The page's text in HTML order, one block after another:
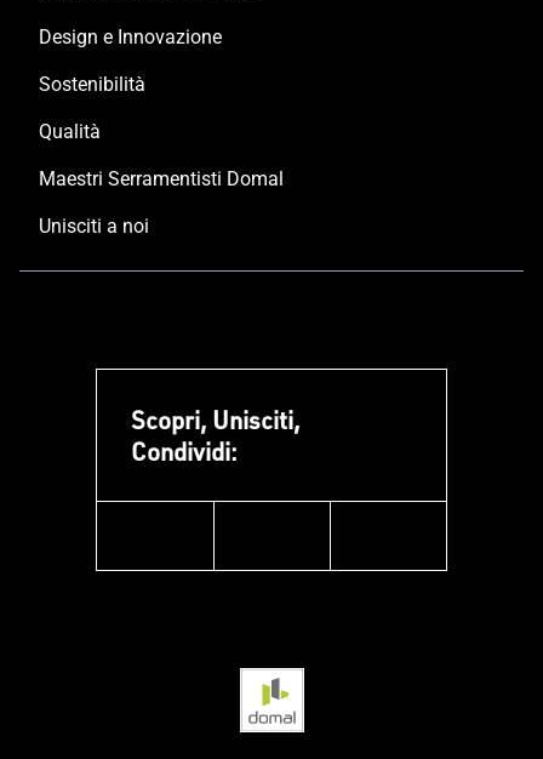
Design e Innovazione
Sostenibilità
Qualità
Maestri Serramentisti Domal
Unisciti a noi
Scopri, Unisciti,
Condividi: